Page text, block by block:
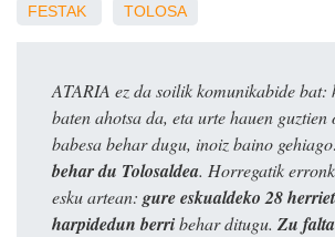
FESTAK TOLOSA
ATARIA ez da soilik komunikabide bat:
baten ahotsa da, eta urte hauen guztien
babesa behar dugu, inoiz baino
behar du Tolosaldea. Horregatik
esku artean: gure eskualdeko 28
harpidedun berribehar ditugu. Zu